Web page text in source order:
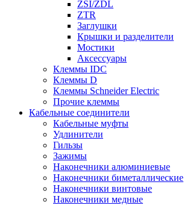
ZSI/ZDL
ZTR
Заглушки
Крышки и разделители
Мостики
Аксессуары
Клеммы IDC
Клеммы D
Клеммы Schneider Electric
Прочие клеммы
Кабельные соединители
Кабельные муфты
Удлинители
Гильзы
Зажимы
Наконечники алюминиевые
Наконечники биметаллические
Наконечники винтовые
Наконечники медные